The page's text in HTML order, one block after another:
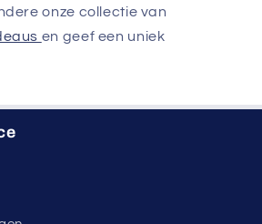
onze collectie van
en geef een uniek